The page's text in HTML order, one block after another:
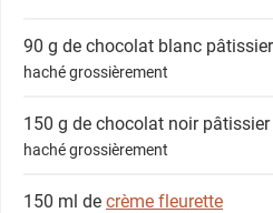
90 g dechocolat blanc pâtissier
haché grossièrement
150 g dechocolat noir pâtissier
haché grossièrement
150 ml decrème fleurette